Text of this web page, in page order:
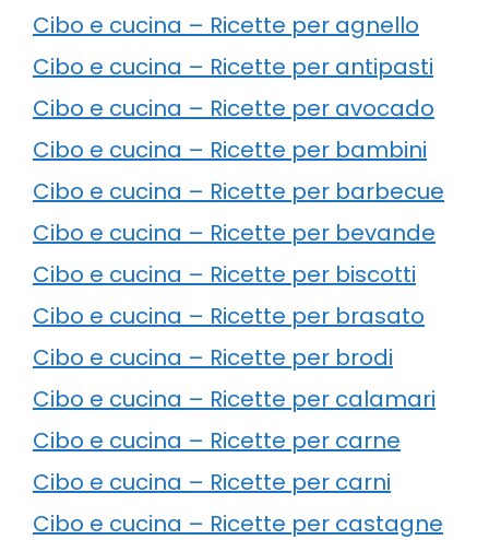
Cibo e cucina – Ricette per agnello
Cibo e cucina – Ricette per antipasti
Cibo e cucina – Ricette per avocado
Cibo e cucina – Ricette per bambini
Cibo e cucina – Ricette per barbecue
Cibo e cucina – Ricette per bevande
Cibo e cucina – Ricette per biscotti
Cibo e cucina – Ricette per brasato
Cibo e cucina – Ricette per brodi
Cibo e cucina – Ricette per calamari
Cibo e cucina – Ricette per carne
Cibo e cucina – Ricette per carni
Cibo e cucina – Ricette per castagne